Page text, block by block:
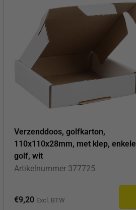
Verzenddoos, golfkarton,
110x110x28mm, met klep, enkele
golf, wit
Artikelnummer 377725
€9,20 Excl. BTW